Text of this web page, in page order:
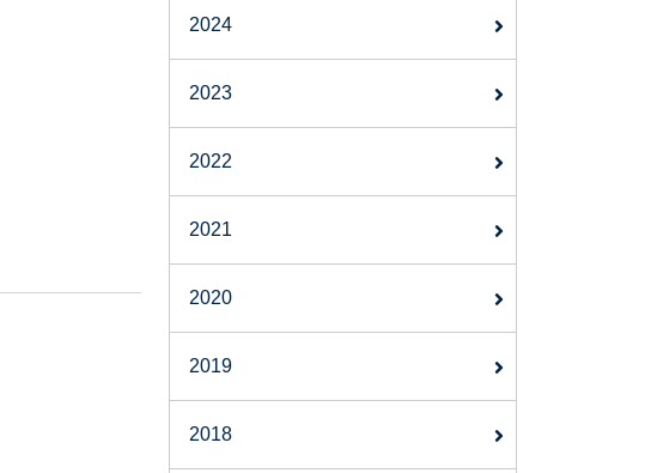
2024
2023
2022
2021
2020
2019
2018